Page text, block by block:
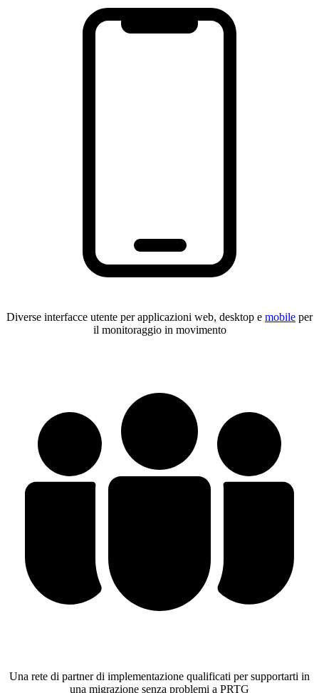
Diverse interfacce utente per applicazioni web, desktop e mobile per
il monitoraggio in movimento
Una rete di partner di implementazione qualificati per supportarti in
una migrazione senza problemi a PRTG